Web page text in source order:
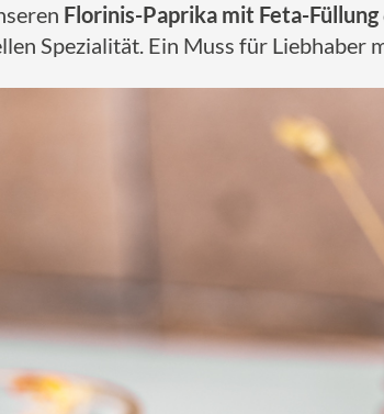
Florinis-Paprika mit Feta-Füllung
Spezialität. Ein Muss für Liebhaber